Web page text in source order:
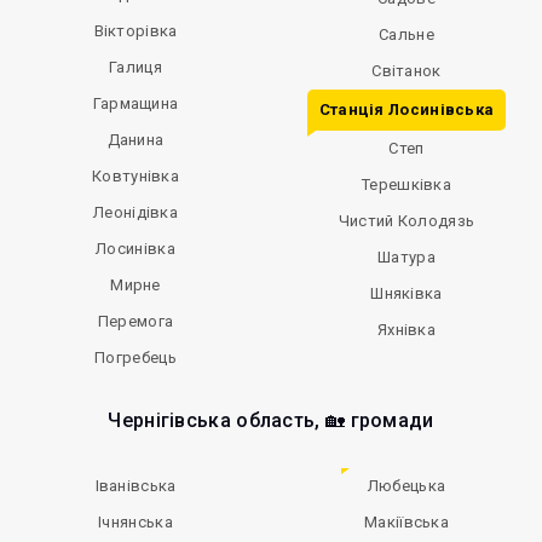
Вікторівка
Галиця
Гармащина
Данина
Ковтунівка
Леонідівка
Лосинівка
Мирне
Перемога
Погребець
Сальне
Світанок
Станція Лосинівська
Степ
Терешківка
Чистий Колодязь
Шатура
Шняківка
Яхнівка
Чернігівська область, 🏡 громади
Іванівська
Ічнянська
Любецька
Макіївська